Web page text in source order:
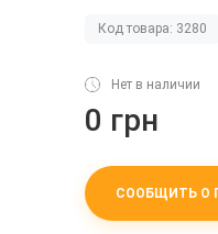
Код товара: 3280
Нет в наличии
0 грн
СООБЩИТЬ О